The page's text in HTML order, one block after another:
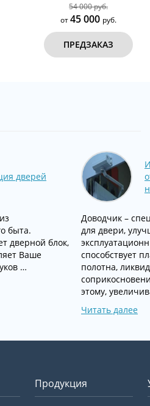
54 000 руб.
от45 000 руб.
ПРЕДЗАКАЗ
дверей
быта.
дверной блок,
Ваше
…
Доводчик –
для двери,
способствует
полотна,
этому,
Читать далее
Продукция